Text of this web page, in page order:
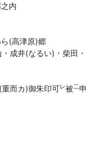
原)郷
井(なるい)・柴田・
(重而カ)御朱印可レ被二 申